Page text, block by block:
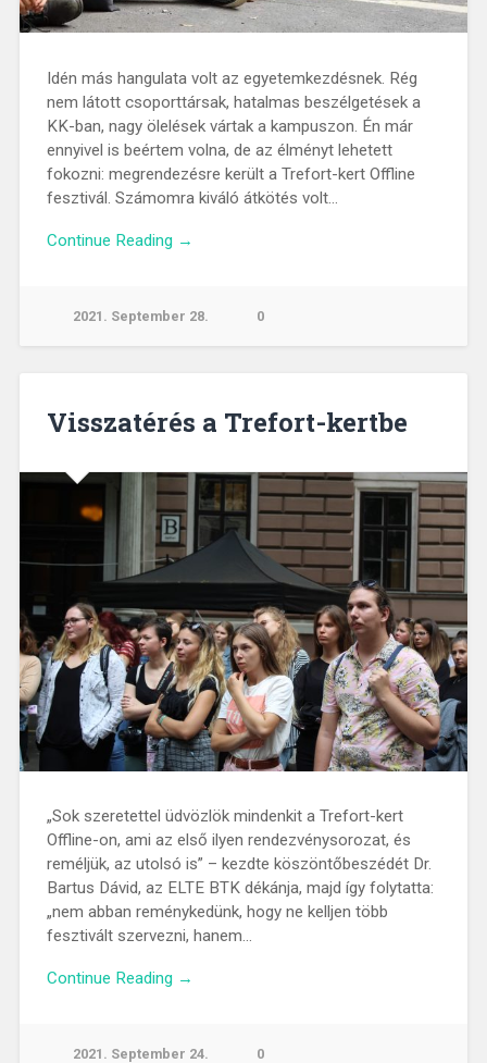
Idén más hangulata volt az egyetemkezdésnek. Rég
nem látott csoporttársak, hatalmas beszélgetések a
KK-ban, nagy ölelések vártak a kampuszon. Én már
ennyivel is beértem volna, de az élményt lehetett
fokozni: megrendezésre került a Trefort-kert Offline
fesztivál. Számomra kiváló átkötés volt…
Continue Reading →
2021. September 28. 0
Visszatérés a Trefort-kertbe
„Sok szeretettel üdvözlök mindenkit a Trefort-kert
Offline-on, ami az első ilyen rendezvénysorozat, és
reméljük, az utolsó is” – kezdte köszöntőbeszédét Dr.
Bartus Dávid, az ELTE BTK dékánja, majd így folytatta:
„nem abban reménykedünk, hogy ne kelljen több
fesztivált szervezni, hanem…
Continue Reading →
2021. September 24. 0